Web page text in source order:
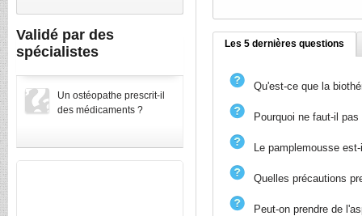
Validé par des
spécialistes
Un ostéopathe prescrit-il
des médicaments ?
Les 5 dernières questions
Qu'est-ce que la
Pourquoi ne faut-il
Le pamplemousse
Quelles précautions
Peut-on prendre de